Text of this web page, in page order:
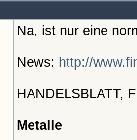
Na, ist nur eine
News: http://
HANDELSBLATT,
Metalle